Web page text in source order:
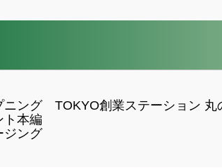
ング TOKYO創業ステーション 丸
本編
ング